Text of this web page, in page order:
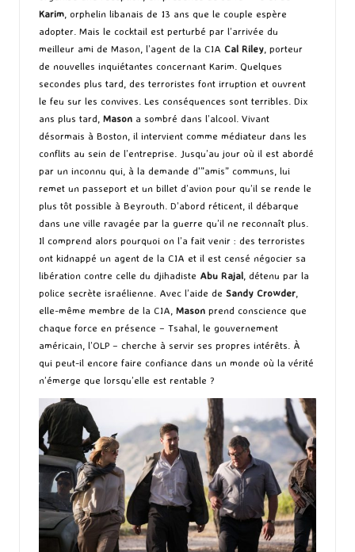
Karim, orphelin libanais de 13 ans que le couple espère
adopter. Mais le cocktail est perturbé par l’arrivée du
meilleur ami de Mason, l’agent de la CIA Cal Riley, porteur
de nouvelles inquiétantes concernant Karim. Quelques
secondes plus tard, des terroristes font irruption et ouvrent
le feu sur les convives. Les conséquences sont terribles. Dix
ans plus tard, Mason a sombré dans l’alcool. Vivant
désormais à Boston, il intervient comme médiateur dans les
conflits au sein de l’entreprise. Jusqu’au jour où il est abordé
par un inconnu qui, à la demande d'”amis” communs, lui
remet un passeport et un billet d’avion pour qu’il se rende le
plus tôt possible à Beyrouth. D’abord réticent, il débarque
dans une ville ravagée par la guerre qu’il ne reconnaît plus.
Il comprend alors pourquoi on l’a fait venir : des terroristes
ont kidnappé un agent de la CIA et il est censé négocier sa
libération contre celle du djihadiste Abu Rajal, détenu par la
police secrète israélienne. Avec l’aide de Sandy Crowder,
elle-même membre de la CIA, Mason prend conscience que
chaque force en présence – Tsahal, le gouvernement
américain, l’OLP – cherche à servir ses propres intérêts. À
qui peut-il encore faire confiance dans un monde où la vérité
n’émerge que lorsqu’elle est rentable ?